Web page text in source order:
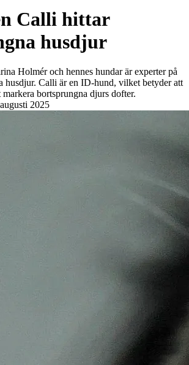
Calli hittar
husdjur
Holmér och hennes hundar är experter på
husdjur. Calli är en ID-hund, vilket betyder att
bortsprungna djurs dofter.
2025